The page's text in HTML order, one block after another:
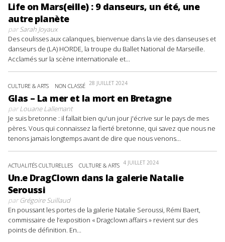
Life on Mars(eille) : 9 danseurs, un été, une
autre planète
parSarah Joyaux
Des coulisses aux calanques, bienvenue dans la vie des danseuses et
danseurs de (LA) HORDE, la troupe du Ballet National de Marseille.
Acclamés sur la scène internationale et...
CULTURE & ARTS NON CLASSÉ 28 JUILLET 2024
Glas – La mer et la mort en Bretagne
parLouane Lallemant
Je suis bretonne : il fallait bien qu'un jour j'écrive sur le pays de mes
pères. Vous qui connaissez la fierté bretonne, qui savez que nous ne
tenons jamais longtemps avant de dire que nous venons...
ACTUALITÉS CULTURELLES CULTURE & ARTS 4 JUILLET 2024
Un.e DragClown dans la galerie Natalie
Seroussi
parGrégoire Suillaud
En poussant les portes de la galerie Natalie Seroussi, Rémi Baert,
commissaire de l’exposition « Dragclown affairs » revient sur des
points de définition. En...